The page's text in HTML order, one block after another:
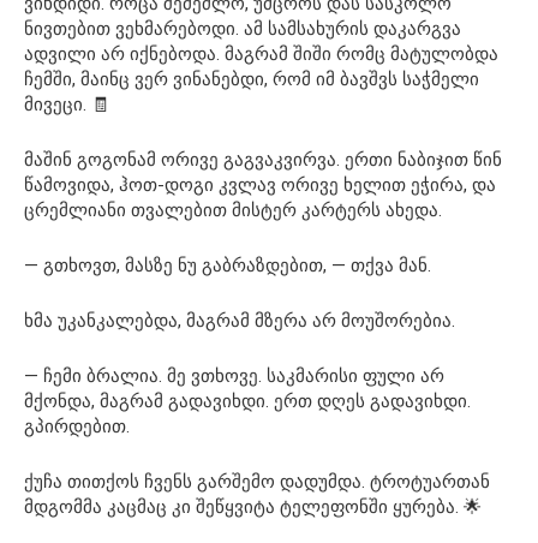
ნივთებით ვეხმარებოდი. ამ სამსახურის დაკარგვა
ადვილი არ იქნებოდა. მაგრამ შიში რომც მატულობდა
ჩემში, მაინც ვერ ვინანებდი, რომ იმ ბავშვს საჭმელი
მივეცი. 🧾
მაშინ გოგონამ ორივე გაგვაკვირვა. ერთი ნაბიჯით წინ
წამოვიდა, ჰოთ-დოგი კვლავ ორივე ხელით ეჭირა, და
ცრემლიანი თვალებით მისტერ კარტერს ახედა.
— გთხოვთ, მასზე ნუ გაბრაზდებით, — თქვა მან.
ხმა უკანკალებდა, მაგრამ მზერა არ მოუშორებია.
— ჩემი ბრალია. მე ვთხოვე. საკმარისი ფული არ
მქონდა, მაგრამ გადავიხდი. ერთ დღეს გადავიხდი.
გპირდებით.
ქუჩა თითქოს ჩვენს გარშემო დადუმდა. ტროტუართან
მდგომმა კაცმაც კი შეწყვიტა ტელეფონში ყურება. 🌟